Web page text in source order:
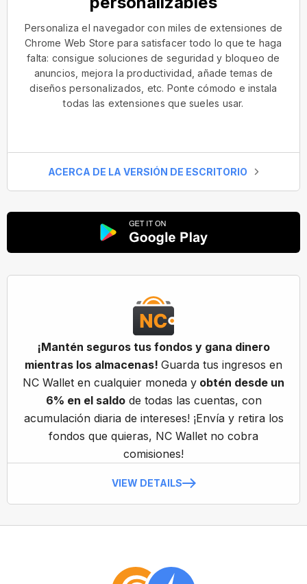
Personaliza el navegador con miles de extensiones de
Chrome Web Store para satisfacer todo lo que te haga
falta: consigue soluciones de seguridad y bloqueo de
anuncios, mejora la productividad, añade temas de
diseños personalizados, etc. Ponte cómodo e instala
todas las extensiones que sueles usar.
ACERCA DE LA VERSIÓN DE ESCRITORIO
¡Mantén seguros tus fondos y gana dinero
mientras los almacenas! Guarda tus ingresos en
NC Wallet en cualquier moneda y obtén desde un
6% en el saldode todas las cuentas, con
acumulación diaria de intereses! ¡Envía y retira los
fondos que quieras, NC Wallet no cobra
comisiones!
VIEW DETAILS